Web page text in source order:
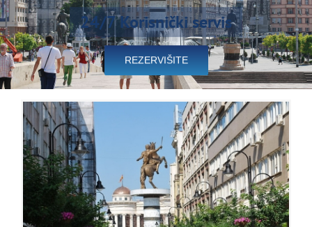
24/7 Korisnički servis
REZERVIŠITE